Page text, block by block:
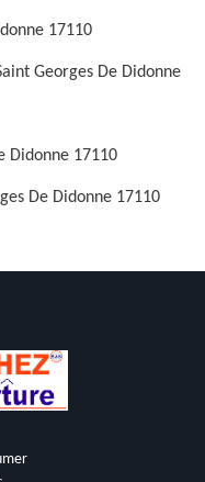
17110
Georges De Didonne
Didonne 17110
De Didonne 17110